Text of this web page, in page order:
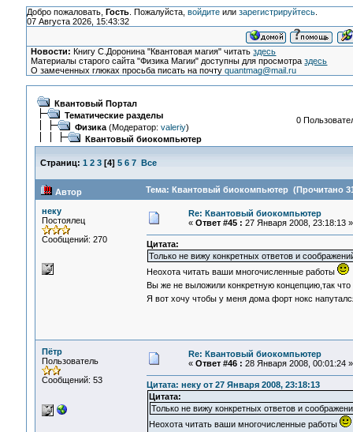
Добро пожаловать, Гость. Пожалуйста, войдитеили зарегистрируйтесь.
07 Августа 2026, 15:43:32
Новости: Книгу С.Доронина "Квантовая магия" читатьздесь
Материалы старого сайта "Физика Магии" доступны для просмотраздесь
О замеченных глюках просьба писать на почтуquantmag@mail.ru
Квантовый Портал
Тематические разделы
Физика(Модератор: valeriy)
Квантовый биокомпьютер
0
Страниц: 1 2 3[4] 5 6 7 Все
Автор Тема: Квантовый биокомпьютер (Прочитано
неку
Постоялец
Сообщений: 270
Re: Квантовый биокомпьютер
« Ответ #45 : 27 Января 2008, 23:18:13 »
Цитата:
Только не вижу конкретных ответов и
Неохота читать ваши многочисленные работы
Вы же не выложили конкретную концепцию,так
Я вот хочу чтобы у меня дома форт нокс
Пётр
Пользователь
Сообщений: 53
Re: Квантовый биокомпьютер
« Ответ #46 : 28 Января 2008, 00:01:24 »
Цитата: неку от 27 Января 2008, 23:18:13
Цитата:
Только не вижу конкретных ответов и
Неохота читать ваши многочисленные работы